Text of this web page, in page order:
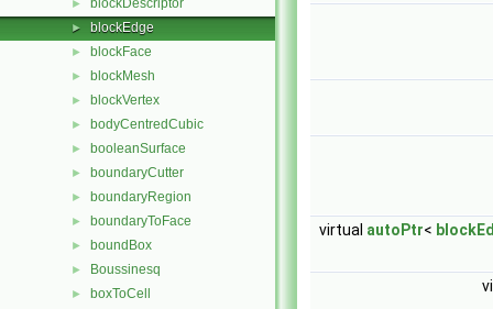
► blockDescriptor
► blockEdge
► blockFace
► blockMesh
► blockVertex
► bodyCentredCubic
► booleanSurface
► boundaryCutter
► boundaryRegion
► boundaryToFace
► boundBox
► Boussinesq
► boxToCell
virtual autoPtr<